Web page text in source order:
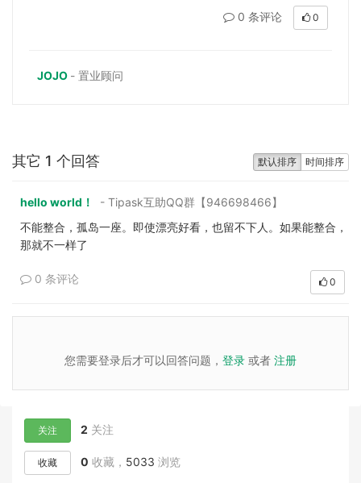
0 条评论 0
JOJO - 置业顾问
默认排序 时间排序
其它 1 个回答
hello world！
- Tipask互助QQ群【946698466】
不能整合，孤岛一座。即使漂亮好看，也留不下人。如果能整合，
那就不一样了
0 条评论 0
您需要登录后才可以回答问题， 登录 或者 注册
关注 2 关注
收藏 0 收藏， 5033 浏览